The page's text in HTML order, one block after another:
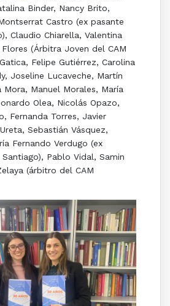
Binder, Nancy Brito,
Castro (ex pasante
Claudio Chiarella, Valentina
(Árbitra Joven del CAM
Felipe Gutiérrez, Carolina
Joseline Lucaveche, Martín
Mora, Manuel Morales, María
Olea, Nicolás Opazo,
Fernanda Torres, Javier
Sebastián Vásquez,
Fernando Verdugo (ex
Pablo Vidal, Samin
(árbitro del CAM